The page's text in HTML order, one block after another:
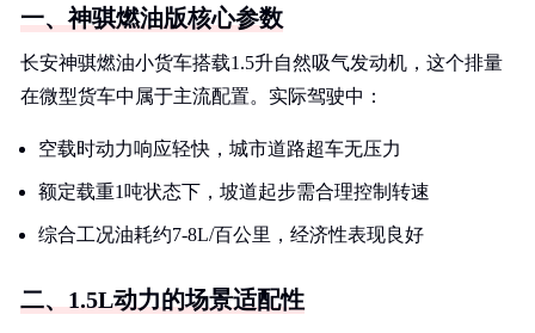
一、神骐燃油版核心参数
长安神骐燃油小货车搭载1.5升自然吸气发动机，这个排量
在微型货车中属于主流配置。实际驾驶中：
空载时动力响应轻快，城市道路超车无压力
额定载重1吨状态下，坡道起步需合理控制转速
综合工况油耗约7-8L/百公里，经济性表现良好
二、1.5L动力的场景适配性